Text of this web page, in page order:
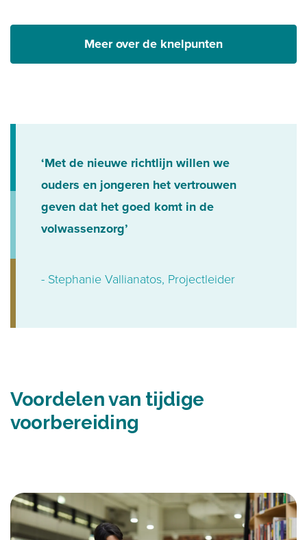
Meer over de knelpunten
‘Met de nieuwe richtlijn willen we
ouders en jongeren het vertrouwen
geven dat het goed komt in de
volwassenzorg’
- Stephanie Vallianatos, Projectleider
Voordelen van tijdige
voorbereiding